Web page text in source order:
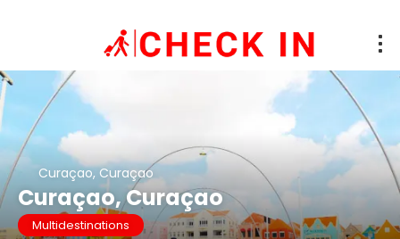
Curaçao, Curaçao
Curaçao, Curaçao
Multidestinations